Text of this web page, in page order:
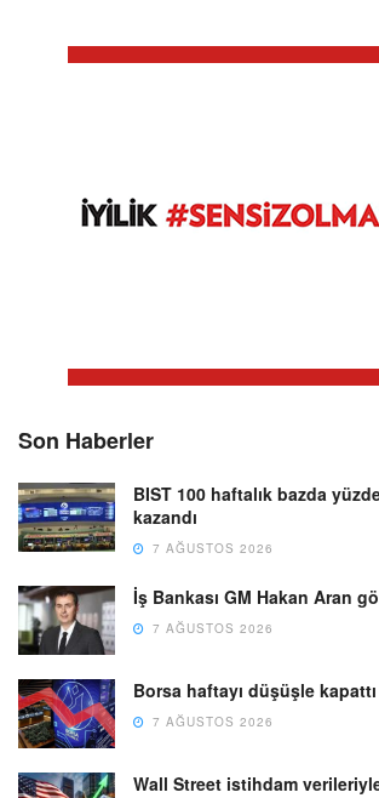
Son Haberler
BIST 100 haftalık bazda
kazandı
7 AĞUSTOS 2026
İş Bankası GM Hakan Aran
7 AĞUSTOS 2026
Borsa haftayı düşüşle
7 AĞUSTOS 2026
Wall Street istihdam